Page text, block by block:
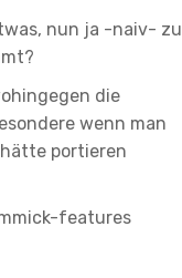
nun ja -naiv- zu
die
wenn man
portieren
features